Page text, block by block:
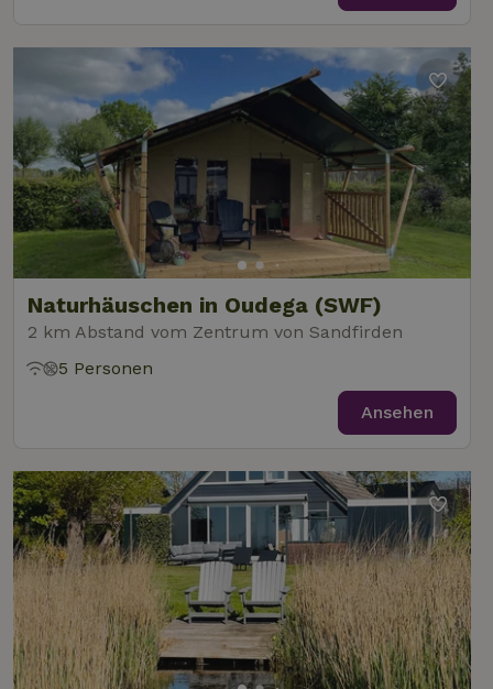
Naturhäuschen in Oudega (SWF)
2 km Abstand vom Zentrum von Sandfirden
5 Personen
Ansehen